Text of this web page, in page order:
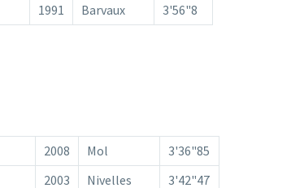
1991 Barvaux 3'56"8
2008 Mol
3'36"85
2003 Nivelles
3'42"47